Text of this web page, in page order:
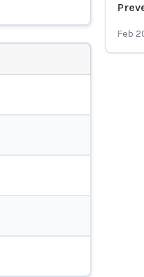
Feb